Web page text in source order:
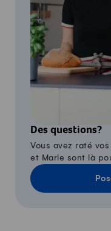
Des questions?
Vous avez raté
et Marie sont là